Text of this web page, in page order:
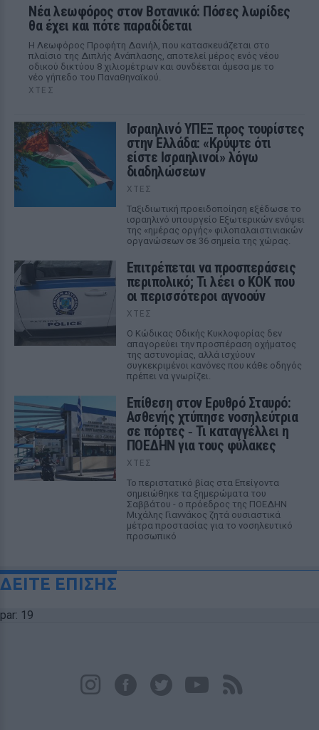
Νέα λεωφόρος στον Βοτανικό: Πόσες λωρίδες
θα έχει και πότε παραδίδεται
Η Λεωφόρος Προφήτη Δανιήλ, που κατασκευάζεται στο
πλαίσιο της Διπλής Ανάπλασης, αποτελεί μέρος ενός νέου
οδικού δικτύου 8 χιλιομέτρων και συνδέεται άμεσα με το
νέο γήπεδο του Παναθηναϊκού.
ΧΤΕΣ
Ισραηλινό ΥΠΕΞ προς τουρίστες
στην Ελλάδα: «Κρύψτε ότι
είστε Ισραηλινοί» λόγω
διαδηλώσεων
ΧΤΕΣ
Ταξιδιωτική προειδοποίηση εξέδωσε το
ισραηλινό υπουργείο Εξωτερικών ενόψει
της «ημέρας οργής» φιλοπαλαιστινιακών
οργανώσεων σε 36 σημεία της χώρας.
Επιτρέπεται να προσπεράσεις
περιπολικό; Τι λέει ο ΚΟΚ που
οι περισσότεροι αγνοούν
ΧΤΕΣ
Ο Κώδικας Οδικής Κυκλοφορίας δεν
απαγορεύει την προσπέραση οχήματος
της αστυνομίας, αλλά ισχύουν
συγκεκριμένοι κανόνες που κάθε οδηγός
πρέπει να γνωρίζει.
Επίθεση στον Ερυθρό Σταυρό:
Ασθενής χτύπησε νοσηλεύτρια
σε πόρτες ‑ Τι καταγγέλλει η
ΠΟΕΔΗΝ για τους φύλακες
ΧΤΕΣ
Το περιστατικό βίας στα Επείγοντα
σημειώθηκε τα ξημερώματα του
Σαββάτου - ο πρόεδρος της ΠΟΕΔΗΝ
Μιχάλης Γιαννάκος ζητά ουσιαστικά
μέτρα προστασίας για το νοσηλευτικό
προσωπικό
ΔΕΙΤΕ ΕΠΙΣΗΣ
par: 19